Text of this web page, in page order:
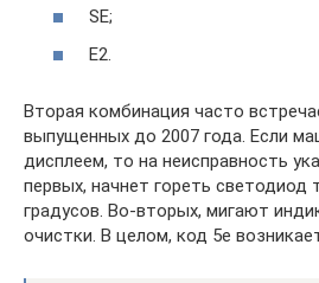
SE;
E2.
Вторая комбинация часто
выпущенных до 2007 года. Если
дисплеем, то на неисправность
первых, начнет гореть светодиод
градусов. Во-вторых, мигают
очистки. В целом, код 5е